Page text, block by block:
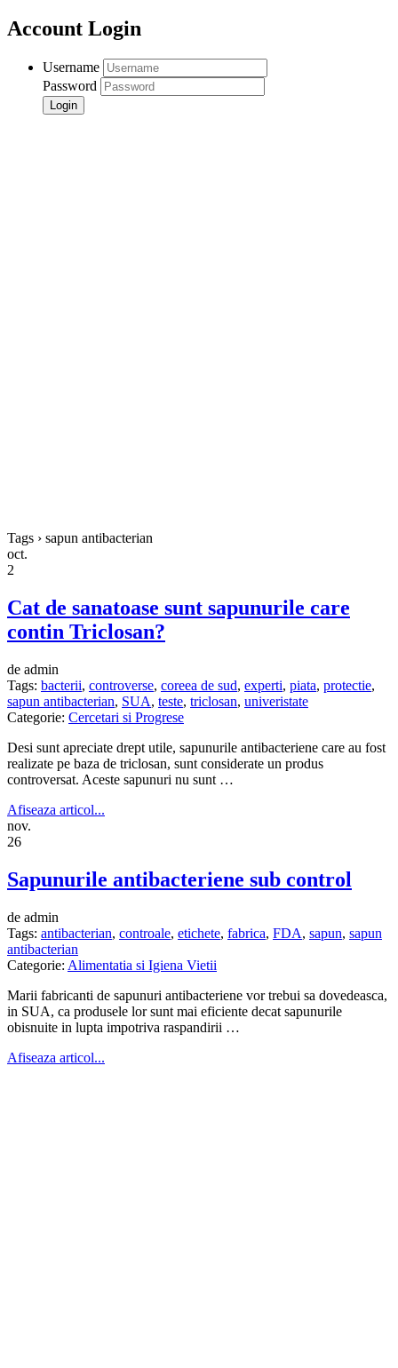
Account Login
Username
Password
Tags › sapun antibacterian
oct.
2
Cat de sanatoase sunt sapunurile care
contin Triclosan?
de admin
Tags: bacterii, controverse, coreea de sud, experti, piata, protectie,
sapun antibacterian, SUA, teste, triclosan, univeristate
Categorie: Cercetari si Progrese
Desi sunt apreciate drept utile, sapunurile antibacteriene care au fost
realizate pe baza de triclosan, sunt considerate un produs
controversat. Aceste sapunuri nu sunt …
Afiseaza articol...
nov.
26
Sapunurile antibacteriene sub control
de admin
Tags: antibacterian, controale, etichete, fabrica, FDA, sapun, sapun
antibacterian
Categorie: Alimentatia si Igiena Vietii
Marii fabricanti de sapunuri antibacteriene vor trebui sa dovedeasca,
in SUA, ca produsele lor sunt mai eficiente decat sapunurile
obisnuite in lupta impotriva raspandirii …
Afiseaza articol...